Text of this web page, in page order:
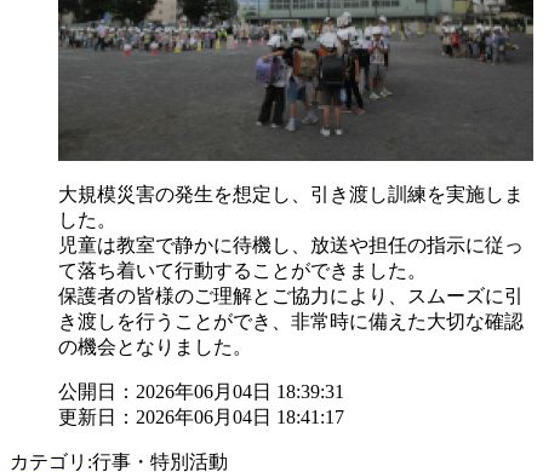
大規模災害の発生を想定し、引き渡し訓練を実施しま
した。
児童は教室で静かに待機し、放送や担任の指示に従っ
て落ち着いて行動することができました。
保護者の皆様のご理解とご協力により、スムーズに引
き渡しを行うことができ、非常時に備えた大切な確認
の機会となりました。
公開日：2026年06月04日 18:39:31
更新日：2026年06月04日 18:41:17
カテゴリ:行事・特別活動